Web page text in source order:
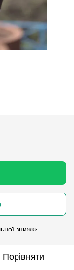
знижки
Порівняти